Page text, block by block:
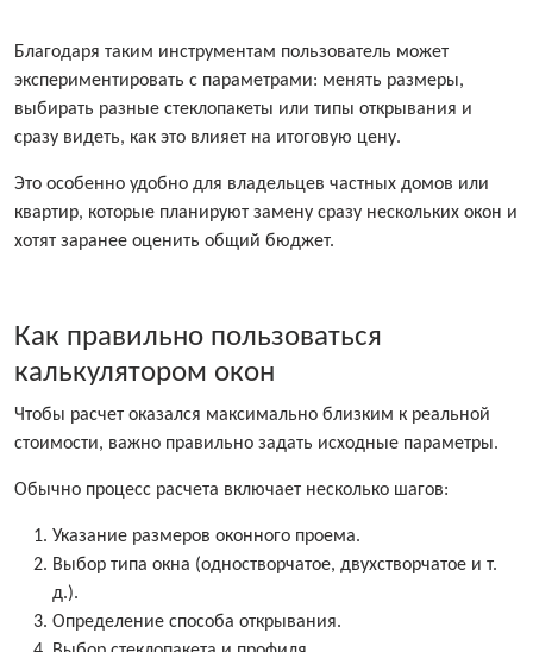
Благодаря таким инструментам пользователь может
экспериментировать с параметрами: менять размеры,
выбирать разные стеклопакеты или типы открывания и
сразу видеть, как это влияет на итоговую цену.
Это особенно удобно для владельцев частных домов или
квартир, которые планируют замену сразу нескольких окон и
хотят заранее оценить общий бюджет.
Как правильно пользоваться
калькулятором окон
Чтобы расчет оказался максимально близким к реальной
стоимости, важно правильно задать исходные параметры.
Обычно процесс расчета включает несколько шагов:
Указание размеров оконного проема.
Выбор типа окна (одностворчатое, двухстворчатое и т.
д.).
Определение способа открывания.